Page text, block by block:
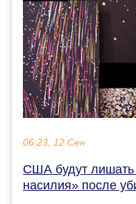
06:23, 12 Сен
США будут лишать
насилия» после